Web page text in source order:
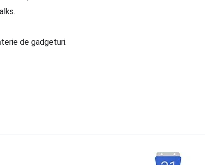
de gadgeturi.